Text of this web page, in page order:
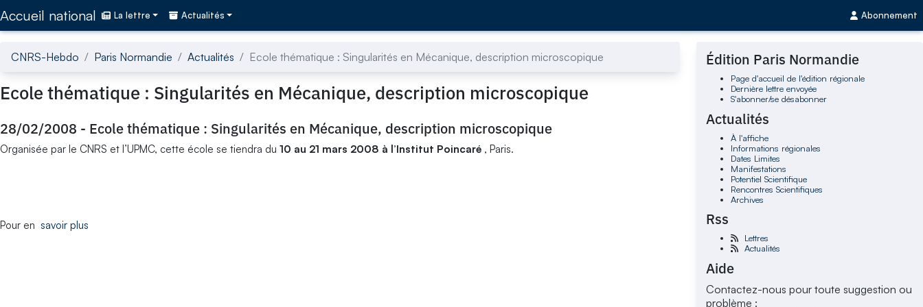
Accueil national La lettre Actualités Abonnement
CNRS-Hebdo Paris Normandie Actualités Ecole thématique : Singularités en Mécanique, description microscopique
Ecole thématique : Singularités en Mécanique, description microscopique
28/02/2008 - Ecole thématique : Singularités en Mécanique, description microscopique
Organisée par le CNRS et l’UPMC, cette école se tiendra du 10 au 21 mars 2008 à l’Institut Poincaré , Paris.
Pour en savoir plus
Édition Paris Normandie
Page d'accueil de l'édition régionale
Dernière lettre envoyée
S'abonner/se désabonner
Actualités
À l'affiche
Informations régionales
Dates Limites
Manifestations
Potentiel Scientifique
Rencontres Scientifiques
Archives
Rss
Lettres
Actualités
Aide
Contactez-nous pour toute suggestion ou
problème :